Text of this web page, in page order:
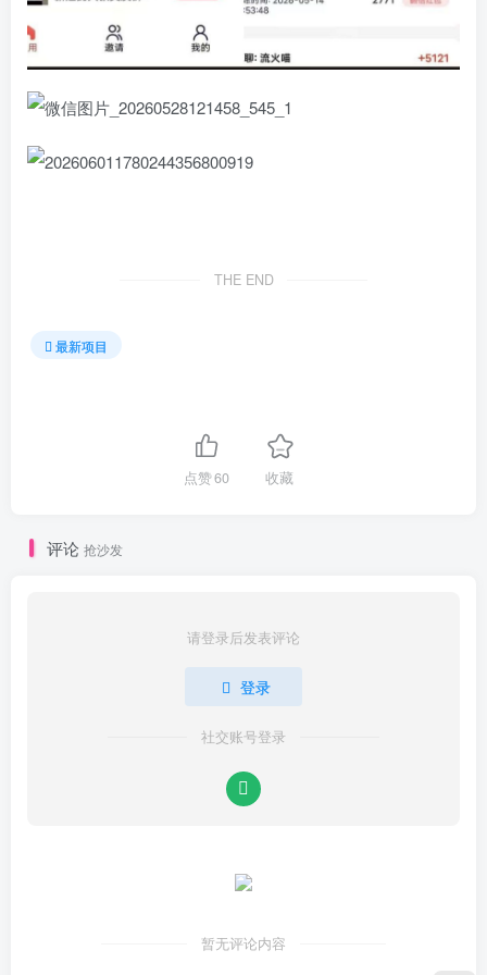
THE END
最新项目
点赞60 收藏
评论 抢沙发
请登录后发表评论
登录
社交账号登录
暂无评论内容